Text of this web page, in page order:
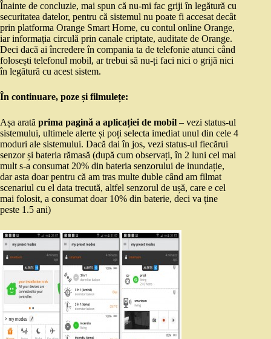
Înainte de concluzie, mai spun că nu-mi fac griji în legătură cu
securitatea datelor, pentru că sistemul nu poate fi accesat decât
prin platforma Orange Smart Home, cu contul online Orange,
iar informația circulă prin canale criptate, auditate de Orange.
Deci dacă ai încredere în compania ta de telefonie atunci când
folosești telefonul mobil, ar trebui să nu-ți faci nici o grijă nici
în legătură cu acest sistem.
În continuare, poze și filmulețe:
Așa arată prima pagină a aplicației de mobil – vezi status-ul
sistemului, ultimele alerte și poți selecta imediat unul din cele 4
moduri ale sistemului. Dacă dai în jos, vezi status-ul fiecărui
senzor și bateria rămasă (după cum observați, în 2 luni cel mai
mult s-a consumat 20% din bateria senzorului de inundație,
dar asta doar pentru că am tras multe duble când am filmat
scenariul cu el data trecută, altfel senzorul de ușă, care e cel
mai folosit, a consumat doar 10% din baterie, deci va ține
peste 1.5 ani)